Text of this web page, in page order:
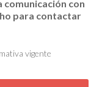
con
para contactar
vigente